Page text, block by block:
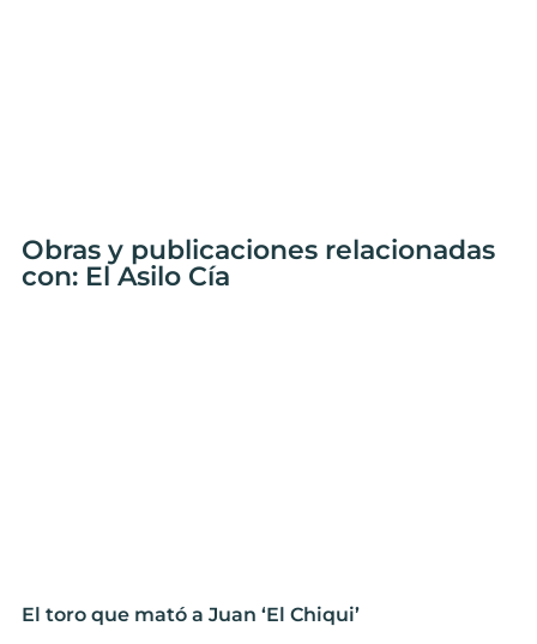
Obras y publicaciones relacionadas
con: El Asilo Cía
El toro que mató a Juan ‘El Chiqui’